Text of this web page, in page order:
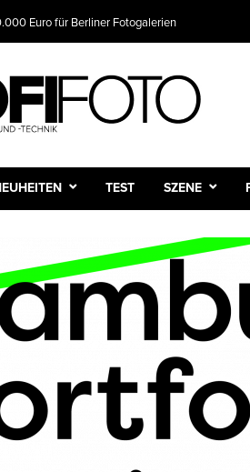
Euro für Berliner Fotogalerien
TEST SZENE